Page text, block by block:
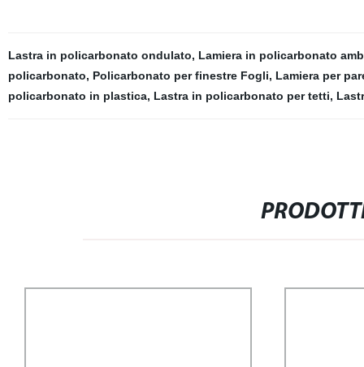
Lastra in policarbonato ondulato, Lamiera in policarbonato
policarbonato, Policarbonato per finestre Fogli, Lamiera per
policarbonato in plastica, Lastra in policarbonato per tetti,